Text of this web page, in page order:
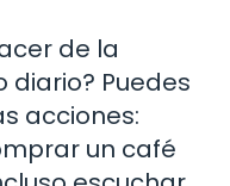
de la
Puedes
acciones:
un café